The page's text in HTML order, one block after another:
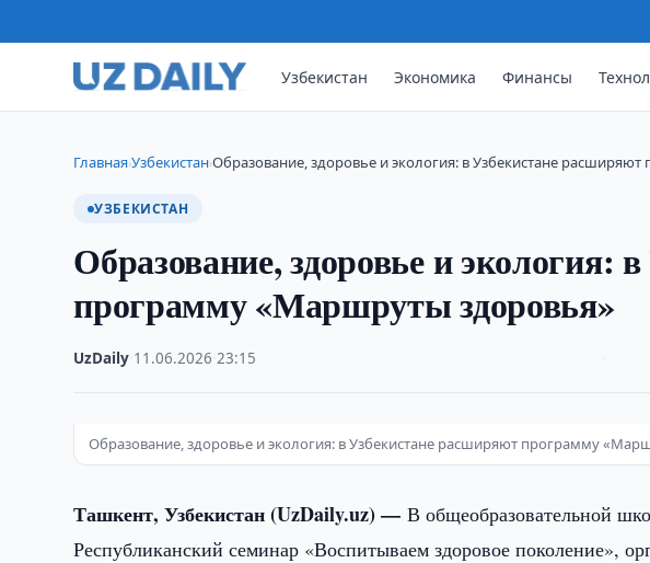
Узбекистан Экономика Финансы
Главная›Узбекистан›Образование, здоровье и экология: в Узбекистане
УЗБЕКИСТАН
Образование, здоровье и экология:
программу «Маршруты здоровья»
UzDaily 11.06.2026 ·23:15
Образование, здоровье и экология: в Узбекистане расширяют программу
Ташкент, Узбекистан (UzDaily.uz) —В общеобразовательной
Республиканский семинар «Воспитываем здоровое поколение»,